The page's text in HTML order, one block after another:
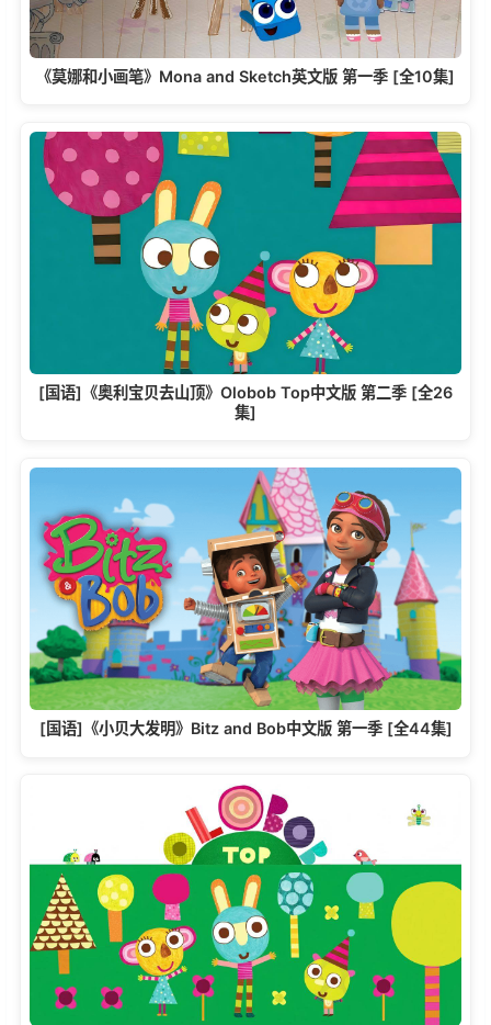
《莫娜和小画笔》Mona and Sketch英文版 第一季 [全10集]
[国语]《奥利宝贝去山顶》Olobob Top中文版 第二季 [全26
集]
[国语]《小贝大发明》Bitz and Bob中文版 第一季 [全44集]